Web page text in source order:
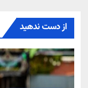
از دست ندهید